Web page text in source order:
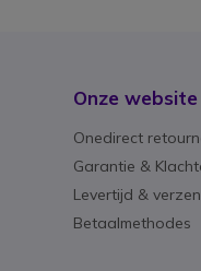
Onze website
Onedirect
Garantie &
Levertijd &
Betaalmethodes